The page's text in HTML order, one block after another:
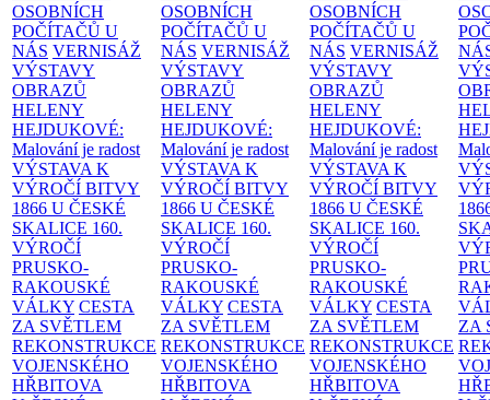
OSOBNÍCH
POČÍTAČŮ U
NÁS VERNISÁŽ
VÝSTAVY
OBRAZŮ
HELENY
HEJDUKOVÉ:
Malování je radost
VÝSTAVA K
VÝROČÍ BITVY
1866 U ČESKÉ
SKALICE 160.
VÝROČÍ
PRUSKO-
RAKOUSKÉ
VÁLKY CESTA
ZA SVĚTLEM
REKONSTRUKCE
VOJENSKÉHO
HŘBITOVA
OSOBNÍCH
POČÍTAČŮ U
NÁS VERNISÁŽ
VÝSTAVY
OBRAZŮ
HELENY
HEJDUKOVÉ:
Malování je radost
VÝSTAVA K
VÝROČÍ BITVY
1866 U ČESKÉ
SKALICE 160.
VÝROČÍ
PRUSKO-
RAKOUSKÉ
VÁLKY CESTA
ZA SVĚTLEM
REKONSTRUKCE
VOJENSKÉHO
HŘBITOVA
OSOBNÍCH
POČÍTAČŮ U
NÁS VERNISÁŽ
VÝSTAVY
OBRAZŮ
HELENY
HEJDUKOVÉ:
Malování je radost
VÝSTAVA K
VÝROČÍ BITVY
1866 U ČESKÉ
SKALICE 160.
VÝROČÍ
PRUSKO-
RAKOUSKÉ
VÁLKY CESTA
ZA SVĚTLEM
REKONSTRUKCE
VOJENSKÉHO
HŘBITOVA
ZA